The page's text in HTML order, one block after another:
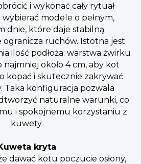
i wykonać cały rytuał
wybierać modele o pełnym,
dnie, które daje stabilną
ogranicza ruchów. Istotna jest
ilość podłoża: warstwa żwirku
najmniej około 4 cm, aby kot
kopać i skutecznie zakrywać
Taka konfiguracja pozwala
naturalne warunki, co
i spokojnemu korzystaniu z
kuwety.
kryta
dawać kotu poczucie osłony,